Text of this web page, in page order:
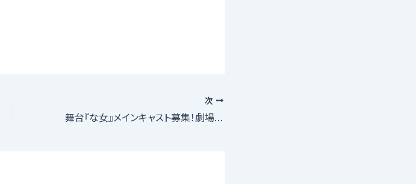
次
舞台『な女』メインキャスト募集！劇場：シアター・アルファ東京(201人キャパ)